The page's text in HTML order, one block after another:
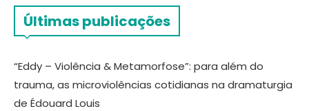
Últimas publicações
“Eddy – Violência & Metamorfose”: para além do
trauma, as microviolências cotidianas na dramaturgia
de Édouard Louis